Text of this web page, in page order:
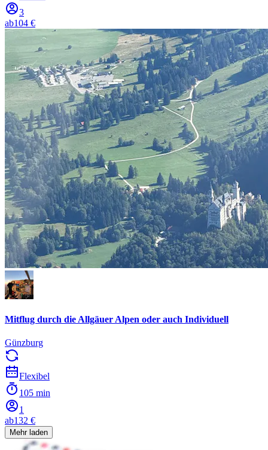
3
ab104 €
Mitflug durch die Allgäuer Alpen oder auch Individuell
Günzburg
Flexibel
105 min
1
ab132 €
Mehr laden